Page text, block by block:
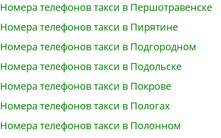
Номера телефонов такси в Першотравенске
Номера телефонов такси в Пирятине
Номера телефонов такси в Подгородном
Номера телефонов такси в Подольске
Номера телефонов такси в Покрове
Номера телефонов такси в Пологах
Номера телефонов такси в Полонном